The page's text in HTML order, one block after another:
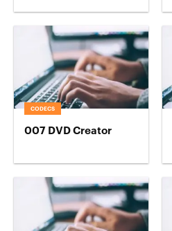
CODECS
007 DVD Creator